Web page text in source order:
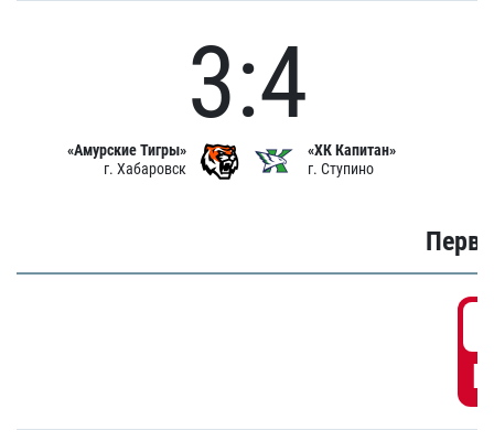
«Амурские Тигры»
г. Хабаровск
3:4
«ХК Капитан»
г. Ступино